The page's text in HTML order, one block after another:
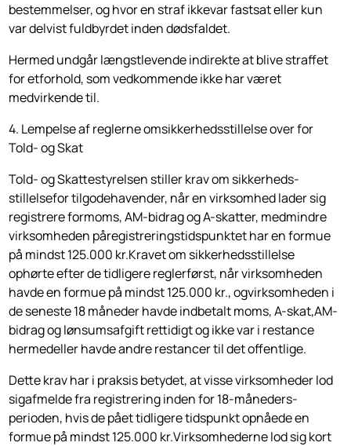
bestemmelser, og hvor en straf ikkevar fastsat eller kun
var delvist fuldbyrdet inden dødsfaldet.
Hermed undgår længstlevende indirekte at blive straffet
for etforhold, som vedkommende ikke har været
medvirkende til.
4. Lempelse af reglerne omsikkerhedsstillelse over for
Told- og Skat
Told- og Skattestyrelsen stiller krav om sikker­heds­­
stillelsefor tilgodehavender, når en virksomhed lader sig
registrere formoms, AM-bidrag og A-skatter, medmindre
virksomheden påregistrerings­tidspunktet har en formue
på mindst 125.000 kr.Kravet om sikkerheds­stillelse
ophørte efter de tidligere reglerførst, når virksomheden
havde en formue på mindst 125.000 kr., ogvirksomheden i
de seneste 18 måneder havde indbetalt moms, A-skat,AM-
bidrag og lønsumsafgift rettidigt og ikke var i restance
hermedeller havde andre restancer til det offentlige.
Dette krav har i praksis betydet, at visse virksomheder lod
sigafmelde fra registrering inden for 18-måneders-
perioden, hvis de pået tidligere tidspunkt opnåede en
formue på mindst 125.000 kr.Virksomhederne lod sig kort